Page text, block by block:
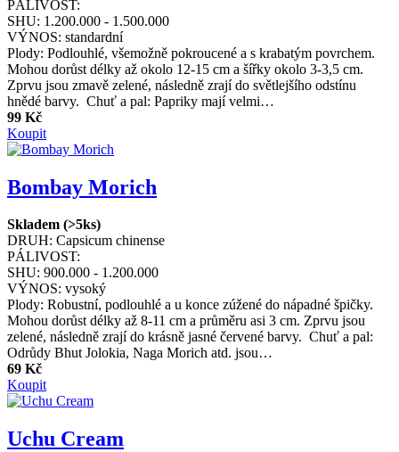
PÁLIVOST:
SHU: 1.200.000 - 1.500.000
VÝNOS: standardní
Plody: Podlouhlé, všemožně pokroucené a s krabatým povrchem.
Mohou dorůst délky až okolo 12-15 cm a šířky okolo 3-3,5 cm.
Zprvu jsou zmavě zelené, následně zrají do světlejšího odstínu
hnědé barvy. Chuť a pal: Papriky mají velmi…
99 Kč
Koupit
Bombay Morich
Skladem (>5ks)
DRUH: Capsicum chinense
PÁLIVOST:
SHU: 900.000 - 1.200.000
VÝNOS: vysoký
Plody: Robustní, podlouhlé a u konce zúžené do nápadné špičky.
Mohou dorůst délky až 8-11 cm a průměru asi 3 cm. Zprvu jsou
zelené, následně zrají do krásně jasné červené barvy. Chuť a pal:
Odrůdy Bhut Jolokia, Naga Morich atd. jsou…
69 Kč
Koupit
Uchu Cream